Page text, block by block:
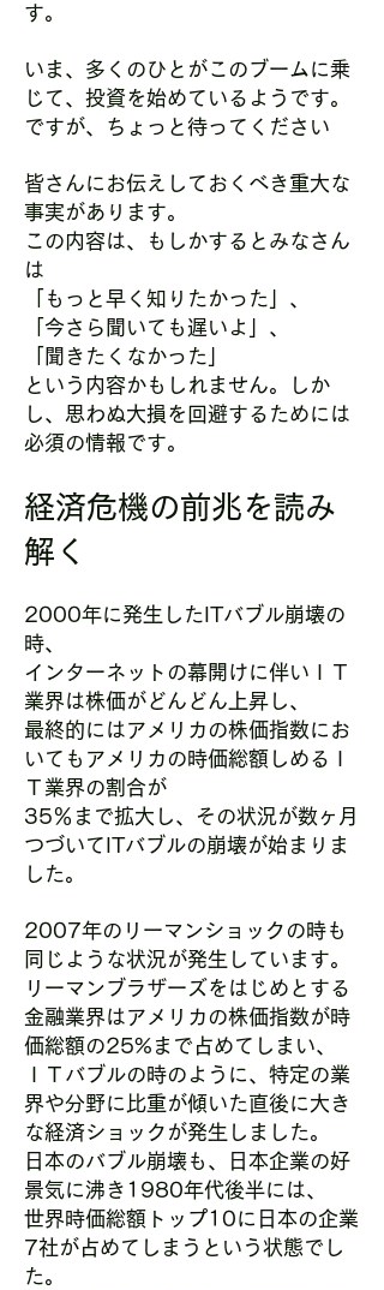
す。
いま、多くのひとがこのブームに乗
じて、投資を始めているようです。
ですが、ちょっと待ってください
皆さんにお伝えしておくべき重大な
事実があります。
この内容は、もしかするとみなさん
は
「もっと早く知りたかった」、
「今さら聞いても遅いよ」、
「聞きたくなかった」
という内容かもしれません。しか
し、思わぬ大損を回避するためには
必須の情報です。
経済危機の前兆を読み
解く
2000年に発生したITバブル崩壊の
時、
インターネットの幕開けに伴いＩＴ
業界は株価がどんどん上昇し、
最終的にはアメリカの株価指数にお
いてもアメリカの時価総額しめるＩ
Ｔ業界の割合が
35％まで拡大し、その状況が数ヶ月
つづいてITバブルの崩壊が始まりま
した。
2007年のリーマンショックの時も
同じような状況が発生しています。
リーマンブラザーズをはじめとする
金融業界はアメリカの株価指数が時
価総額の25%まで占めてしまい、
ＩＴバブルの時のように、特定の業
界や分野に比重が傾いた直後に大き
な経済ショックが発生しました。
日本のバブル崩壊も、日本企業の好
景気に沸き1980年代後半には、
世界時価総額トップ10に日本の企業
7社が占めてしまうという状態でし
た。